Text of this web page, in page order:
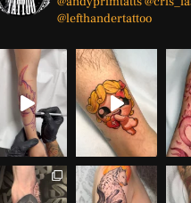
@lefthandertattoo